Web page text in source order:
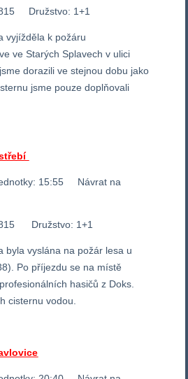
Družstvo: 1+1
vyjížděla k požáru
ve Starých Splavech v ulici
dorazili ve stejnou dobu jako
jsme pouze doplňovali
15:55 Návrat na
Družstvo: 1+1
byla vyslána na požár lesa u
Po příjezdu se na místě
hasičů z Doks.
cisternu vodou.